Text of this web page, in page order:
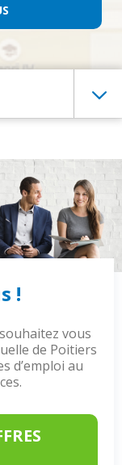
!
vous
de Poitiers
d’emploi au